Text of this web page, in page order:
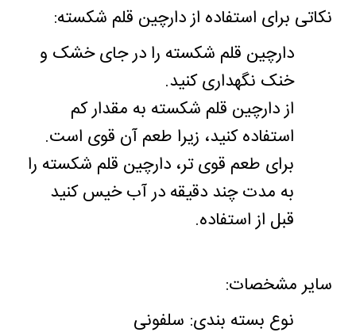
نکاتی برای استفاده از دارچین قلم شکسته:
دارچین قلم شکسته را در جای خشک و
خنک نگهداری کنید.
از دارچین قلم شکسته به مقدار کم
استفاده کنید، زیرا طعم آن قوی است.
برای طعم قوی تر، دارچین قلم شکسته را
به مدت چند دقیقه در آب خیس کنید
قبل از استفاده.
سایر مشخصات:
نوع بسته بندی: سلفونی